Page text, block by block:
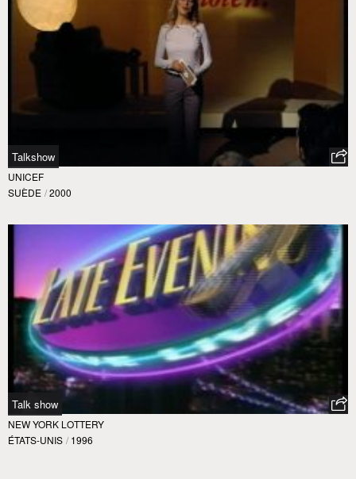
Talkshow
UNICEF
SUÈDE / 2000
Talk show
NEW YORK LOTTERY
ÉTATS-UNIS / 1996